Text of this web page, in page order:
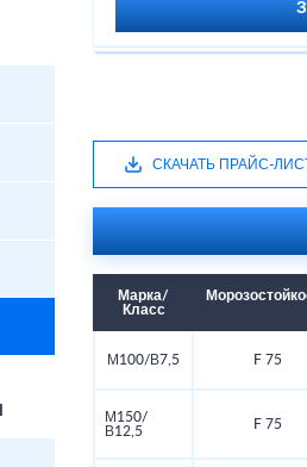
СКАЧАТЬ ПРАЙС-
Марка/
Класс
М100/В7,5 F 75
М150/
В12,5
F 75